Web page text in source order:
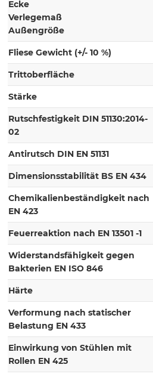
Ecke
Verlegemaß
Außengröße
Fliese Gewicht (+/- 10 %)
Trittoberfläche
Stärke
Rutschfestigkeit DIN 51130:2014-
02
Antirutsch DIN EN 51131
Dimensionsstabilität BS EN 434
Chemikalienbeständigkeit nach
EN 423
Feuerreaktion nach EN 13501 -1
Widerstandsfähigkeit gegen
Bakterien EN ISO 846
Härte
Verformung nach statischer
Belastung EN 433
Einwirkung von Stühlen mit
Rollen EN 425